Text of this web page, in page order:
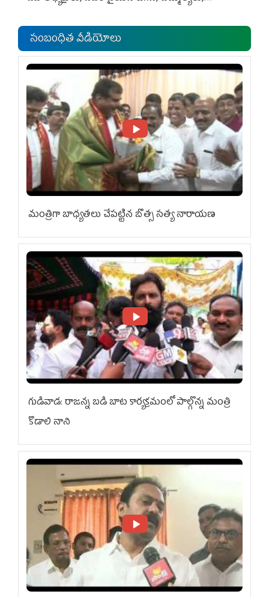
సంబంధిత వీడియోలు
మంత్రిగా బాధ్యతలు చేపట్టిన బొత్స సత్య నారాయణ
గుడివాడ: రాజన్న బడి బాట కార్యక్రమంలో పాల్గొన్న మంత్రి
కొడాలి నాని